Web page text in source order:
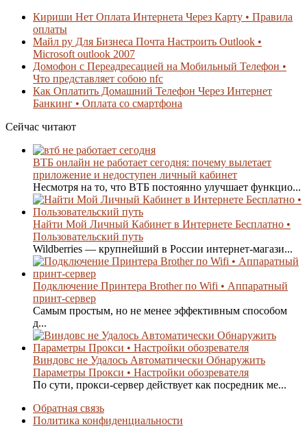
Кириши Нет Оплата Интернета Через Карту • Правила
оплаты
Майл ру Для Бизнеса Почта Настроить Outlook •
Microsoft outlook 2007
Домофон с Переадресацией на Мобильный Телефон •
Что представляет собою nfc
Как Оплатить Домашний Телефон Через Интернет
Банкинг • Оплата со смартфона
Сейчас читают
ВТБ онлайн не работает сегодня: почему вылетает
приложение и недоступен личный кабинет
Несмотря на то, что ВТБ постоянно улучшает функцио...
Найти Мой Личный Кабинет в Интернете Бесплатно •
Пользовательский путь
Wildberries — крупнейший в России интернет-магази...
Подключение Принтера Brother по Wifi • Аппаратный
принт-сервер
Самым простым, но не менее эффективным способом
д...
Виндовс не Удалось Автоматически Обнаружить
Параметры Прокси • Настройки обозревателя
По сути, прокси-сервер действует как посредник ме...
Обратная связь
Политика конфиденциальности